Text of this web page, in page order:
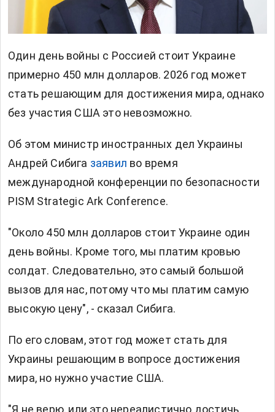
Один день войны с Россией стоит Украине
примерно 450 млн долларов. 2026 год может
стать решающим для достижения мира, однако
без участия США это невозможно.
Об этом министр иностранных дел Украины
Андрей Сибига заявил во время
международной конференции по безопасности
PISM Strategic Ark Conference.
"Около 450 млн долларов стоит Украине один
день войны. Кроме того, мы платим кровью
солдат. Следовательно, это самый большой
вызов для нас, потому что мы платим самую
высокую цену", - сказал Сибига.
По его словам, этот год может стать для
Украины решающим в вопросе достижения
мира, но нужно участие США.
"Я не верю, или это нереалистично достичь